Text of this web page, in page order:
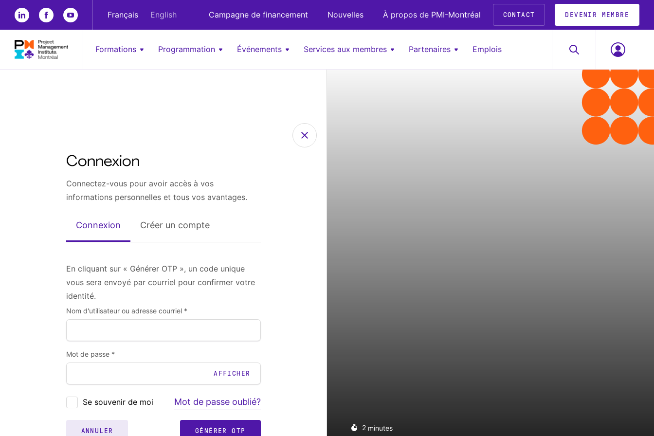
Français English Campagne de financement Nouvelles À propos de PMI-Montréal CONTACT DEVENIR MEMBRE
Formations Programmation Événements Services aux membres Partenaires Emplois
Connexion
Connectez-vous pour avoir accès à vos
informations personnelles et tous vos avantages.
Connexion Créer un compte
En cliquant sur « Générer OTP », un code unique
vous sera envoyé par courriel pour confirmer votre
identité.
Nom d'utilisateur ou adresse courriel *
Mot de passe *
AFFICHER
Se souvenir de moi Mot de passe oublié?
ANNULER GÉNÉRER OTP 2 minutes